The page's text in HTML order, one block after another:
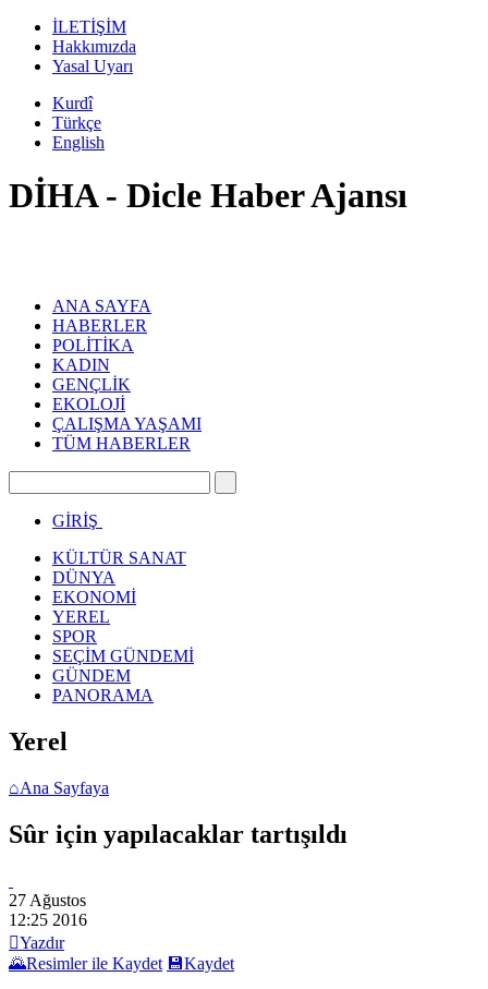
İLETİŞİM
Hakkımızda
Yasal Uyarı
Kurdî
Türkçe
English
DİHA - Dicle Haber Ajansı
ANA SAYFA
HABERLER
POLİTİKA
KADIN
GENÇLİK
EKOLOJİ
ÇALIŞMA YAŞAMI
TÜM HABERLER
GİRİŞ
KÜLTÜR SANAT
DÜNYA
EKONOMİ
YEREL
SPOR
SEÇİM GÜNDEMİ
GÜNDEM
PANORAMA
Yerel
⌂Ana Sayfaya
Sûr için yapılacaklar tartışıldı
27 Ağustos
12:25 2016
Yazdır
🌄Resimler ile Kaydet 💾Kaydet